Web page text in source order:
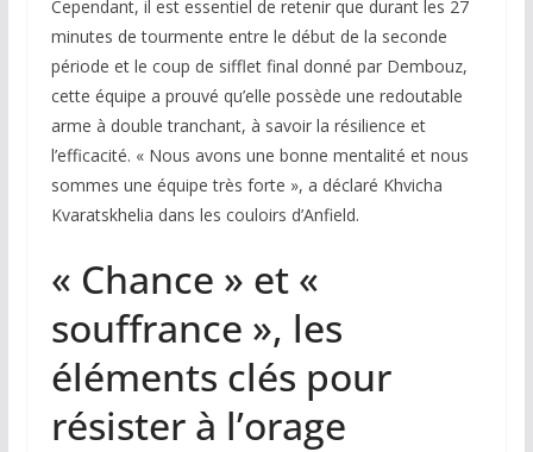
Cependant, il est essentiel de retenir que durant les 27
minutes de tourmente entre le début de la seconde
période et le coup de sifflet final donné par Dembouz,
cette équipe a prouvé qu’elle possède une redoutable
arme à double tranchant, à savoir la résilience et
l’efficacité. « Nous avons une bonne mentalité et nous
sommes une équipe très forte », a déclaré Khvicha
Kvaratskhelia dans les couloirs d’Anfield.
« Chance » et «
souffrance », les
éléments clés pour
résister à l’orage